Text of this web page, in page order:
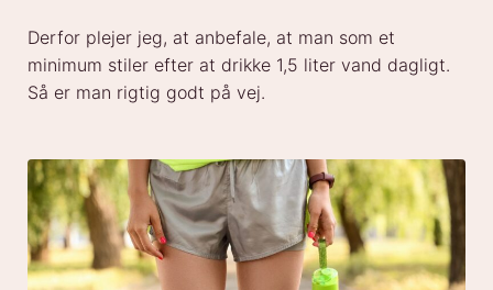
Derfor plejer jeg, at anbefale, at man som et
minimum stiler efter at drikke 1,5 liter vand dagligt.
Så er man rigtig godt på vej.